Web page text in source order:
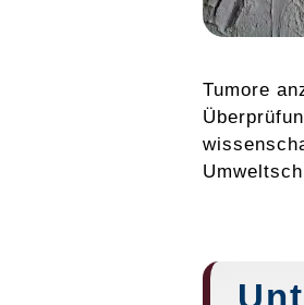
Tumore